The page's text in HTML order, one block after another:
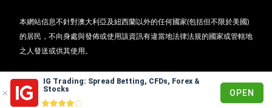
IG Trading: Spread Betting, CFDs, Forex &
Stocks
OPEN
本網站信息不針對澳大利亞及紐西蘭以外的任何國家(包括但不限於美國)
的居民，不向身處與發佈或使用該資訊有違當地法律法規的國家或管轄地
之人發送或供其使用。
© 2003 - 2026